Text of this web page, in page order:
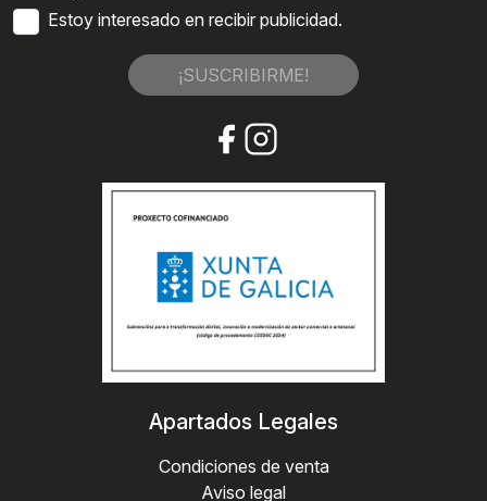
Estoy interesado en recibir publicidad.
¡SUSCRIBIRME!
Apartados Legales
Condiciones de venta
Aviso legal